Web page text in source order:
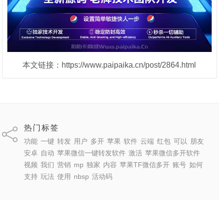
本文链接：https://www.paipaika.cn/post/2864.html
热门标签
功能 一键 转发 用户 多开 苹果 软件 云端 红包 可以
朋友
安卓 自动 苹果微信一键转发软件 激活 苹果微信多开软件
视频 我们 营销 mp 独家 内容 苹果TF微信多开 账号 如何
支持 玩法 使用 nbsp 活动码